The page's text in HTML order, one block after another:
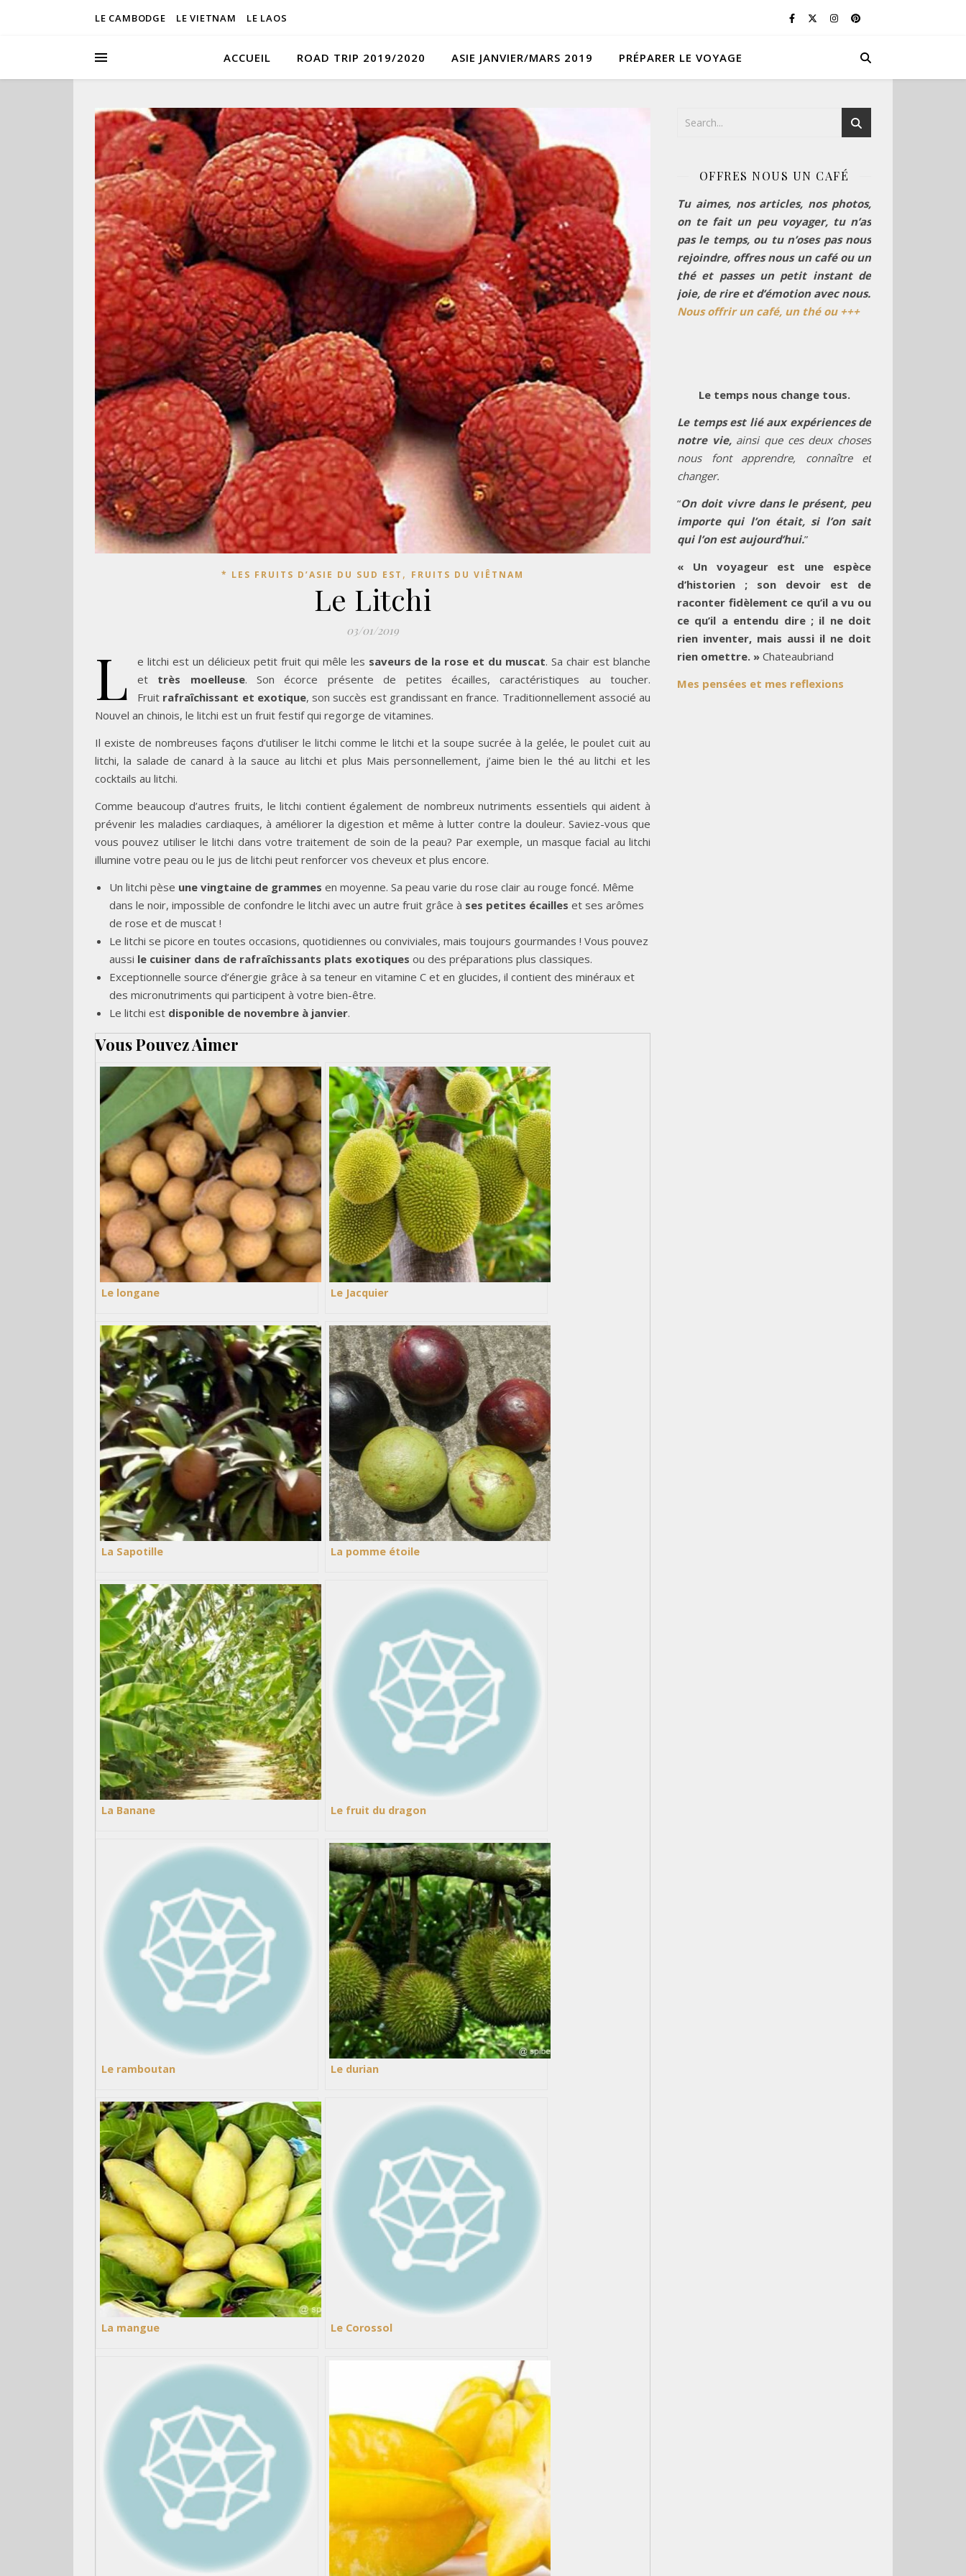
LE CAMBODGE LE VIETNAM LE LAOS
ACCUEIL ROAD TRIP 2019/2020 ASIE JANVIER/MARS 2019 PRÉPARER LE VOYAGE
* LES FRUITS D’ASIE DU SUD EST , FRUITS DU VIÊTNAM
Le Litchi
03/01/2019
L e litchi est un délicieux petit fruit qui mêle les saveurs de la rose et du muscat. Sa chair est blanche
et très moelleuse. Son écorce présente de petites écailles, caractéristiques au toucher.
Fruit rafraîchissant et exotique, son succès est grandissant en france. Traditionnellement associé au
Nouvel an chinois, le litchi est un fruit festif qui regorge de vitamines.
Il existe de nombreuses façons d’utiliser le litchi comme le litchi et la soupe sucrée à la gelée, le poulet cuit au
litchi, la salade de canard à la sauce au litchi et plus Mais personnellement, j’aime bien le thé au litchi et les
cocktails au litchi.
Comme beaucoup d’autres fruits, le litchi contient également de nombreux nutriments essentiels qui aident à
prévenir les maladies cardiaques, à améliorer la digestion et même à lutter contre la douleur. Saviez-vous que
vous pouvez utiliser le litchi dans votre traitement de soin de la peau? Par exemple, un masque facial au litchi
illumine votre peau ou le jus de litchi peut renforcer vos cheveux et plus encore.
Un litchi pèse une vingtaine de grammes en moyenne. Sa peau varie du rose clair au rouge foncé. Même
dans le noir, impossible de confondre le litchi avec un autre fruit grâce à ses petites écailles et ses arômes
de rose et de muscat !
Le litchi se picore en toutes occasions, quotidiennes ou conviviales, mais toujours gourmandes ! Vous pouvez
aussi le cuisiner dans de rafraîchissants plats exotiques ou des préparations plus classiques.
Exceptionnelle source d’énergie grâce à sa teneur en vitamine C et en glucides, il contient des minéraux et
des micronutriments qui participent à votre bien-être.
Le litchi est disponible de novembre à janvier.
Vous Pouvez Aimer
Le longane Le Jacquier
La Sapotille La pomme étoile
La Banane Le fruit du dragon
Le ramboutan Le durian
La mangue Le Corossol
OFFRES NOUS UN CAFÉ
Tu aimes, nos articles, nos photos,
on te fait un peu voyager, tu n’as
pas le temps, ou tu n’oses pas nous
rejoindre, offres nous un café ou un
thé et passes un petit instant de
joie, de rire et d’émotion avec nous.
Nous offrir un café, un thé ou +++
Le temps nous change tous.
Le temps est lié aux expériences de
notre vie, ainsi que ces deux choses
nous font apprendre, connaître et
changer.
“On doit vivre dans le présent, peu
importe qui l’on était, si l’on sait
qui l’on est aujourd’hui.”
« Un voyageur est une espèce
d’historien ; son devoir est de
raconter fidèlement ce qu’il a vu ou
ce qu’il a entendu dire ; il ne doit
rien inventer, mais aussi il ne doit
rien omettre. » Chateaubriand
Mes pensées et mes reflexions